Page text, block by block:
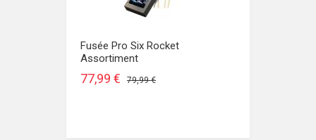
Fusée Pro Six Rocket
Assortiment
77,99 € 79,99 €